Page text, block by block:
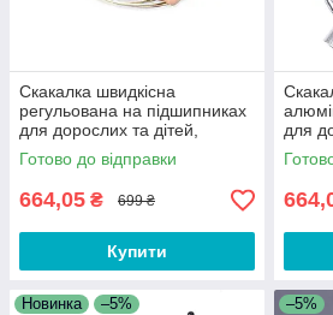
Скакалка швидкісна
регульована на підшипниках
для дорослих та дітей,
фітнесу, кросфіту, схуднення,
спорту L2
Готово до відправки
664,05 ₴ 699 ₴
Купити
для
Новинка –5% –5%